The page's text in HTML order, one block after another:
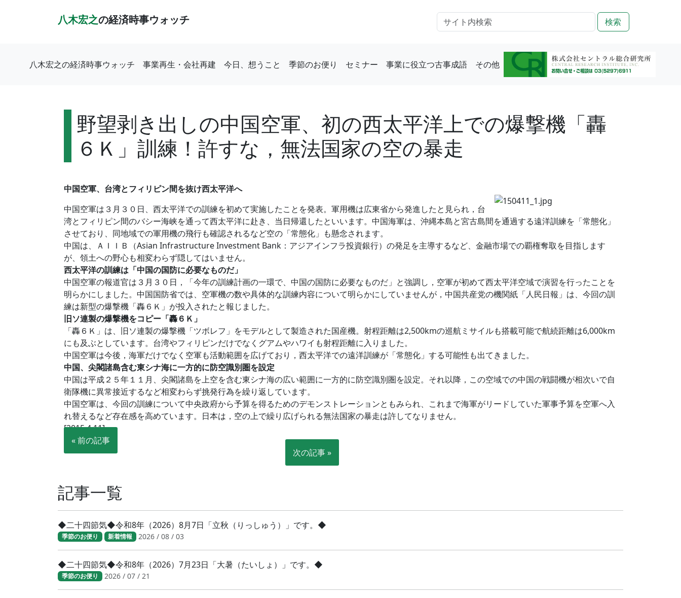
八木宏之の経済時事ウォッチ 検索
八木宏之の経済時事ウォッチ 事業再生・会社再建 今日、想うこと 季節のお便り セミナー 事業に役立つ古事成語 その他
野望剥き出しの中国空軍、初の西太平洋上での爆撃機「轟
６Ｋ」訓練！許すな，無法国家の空の暴走
中国空軍、台湾とフィリピン間を抜け西太平洋へ
中国空軍は３月３０日、西太平洋での訓練を初めて実施したことを発表。軍用機は広東省から発進したと見られ，台
湾とフィリピン間のバシー海峡を通って西太平洋に赴き、当日帰還したといいます。中国海軍は、沖縄本島と宮古島間を通過する遠洋訓練を「常態化」
させており、同地域での軍用機の飛行も確認されるなど空の「常態化」も懸念されます。
中国は、ＡＩＩＢ（Asian Infrastructure Investment Bank：アジアインフラ投資銀行）の発足を主導するなど、金融市場での覇権奪取を目指します
が、領土への野心も相変わらず隠してはいません。
西太平洋の訓練は「中国の国防に必要なものだ」
中国空軍の報道官は３月３０日，「今年の訓練計画の一環で、中国の国防に必要なものだ」と強調し，空軍が初めて西太平洋空域で演習を行ったことを
明らかにしました。中国国防省では、空軍機の数や具体的な訓練内容について明らかにしていませんが，中国共産党の機関紙「人民日報」は、今回の訓
練は新型の爆撃機「轟６Ｋ」が投入されたと報じました。
旧ソ連製の爆撃機をコピー「轟６Ｋ」
「轟６Ｋ」は、旧ソ連製の爆撃機「ツボレフ」をモデルとして製造された国産機。射程距離は2,500kmの巡航ミサイルも搭載可能で航続距離は6,000km
にも及ぶとしています。台湾やフィリピンだけでなくグアムやハワイも射程距離に入りました。
中国空軍は今後，海軍だけでなく空軍も活動範囲を広げており，西太平洋での遠洋訓練が「常態化」する可能性も出てきました。
中国、尖閣諸島含む東シナ海に一方的に防空識別圏を設定
中国は平成２５年１１月、尖閣諸島を上空を含む東シナ海の広い範囲に一方的に防空識別圏を設定。それ以降，この空域での中国の戦闘機が相次いで自
衛隊機に異常接近するなど相変わらず挑発行為を繰り返しています。
中国空軍は、今回の訓練について中央政府から予算を得るためのデモンストレーションともみられ、これまで海軍がリードしていた軍事予算を空軍へ入
れ替えるなど存在感を高めています。日本は，空の上で繰り広げられる無法国家の暴走は許してなりません。
[2015.4.11]
« 前の記事
次の記事 »
記事一覧
◆二十四節気◆令和8年（2026）8月7日「立秋（りっしゅう）」です。◆
季節のお便り 新着情報 2026 / 08 / 03
◆二十四節気◆令和8年（2026）7月23日「大暑（たいしょ）」です。◆
季節のお便り 2026 / 07 / 21